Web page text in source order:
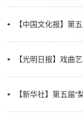
【光明日报】戏曲